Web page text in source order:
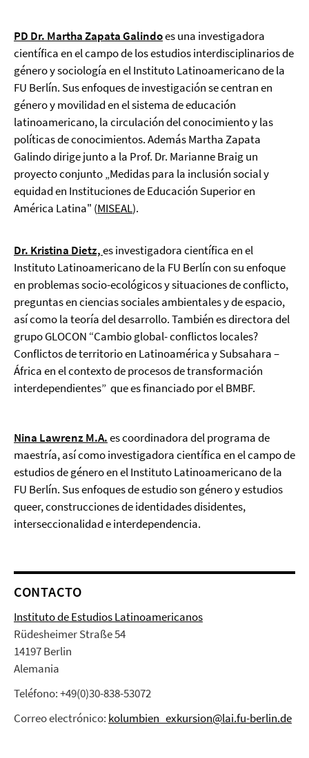
PD Dr. Martha Zapata Galindoes una investigadora
científica en el campo de los estudios interdisciplinarios de
género y sociología en el Instituto Latinoamericano de la
FU Berlín. Sus enfoques de investigación se centran en
género y movilidad en el sistema de educación
latinoamericano, la circulación del conocimiento y las
políticas de conocimientos. Además Martha Zapata
Galindo dirige junto a la Prof. Dr. Marianne Braig un
proyecto conjunto „Medidas para la inclusión social y
equidad en Instituciones de Educación Superior en
América Latina" (MISEAL).
Dr. Kristina Dietz,es investigadora científica en el
Instituto Latinoamericano de la FU Berlín con su enfoque
en problemas socio-ecológicos y situaciones de conflicto,
preguntas en ciencias sociales ambientales y de espacio,
así como la teoría del desarrollo. También es directora del
grupo GLOCON “Cambio global- conflictos locales?
Conflictos de territorio en Latinoamérica y Subsahara –
África en el contexto de procesos de transformación
interdependientes” que es financiado por el BMBF.
Nina LawrenzM.A.es coordinadora del programa de
maestría, así como investigadora científica en el campo de
estudios de género en el Instituto Latinoamericano de la
FU Berlín. Sus enfoques de estudio son género y estudios
queer, construcciones de identidades disidentes,
interseccionalidad e interdependencia.
CONTACTO
Instituto de Estudios Latinoamericanos
Rüdesheimer Straße 54
14197 Berlin
Alemania
Teléfono: +49(0)30-838-53072
Correo electrónico: kolumbien_exkursion@lai.fu-berlin.de